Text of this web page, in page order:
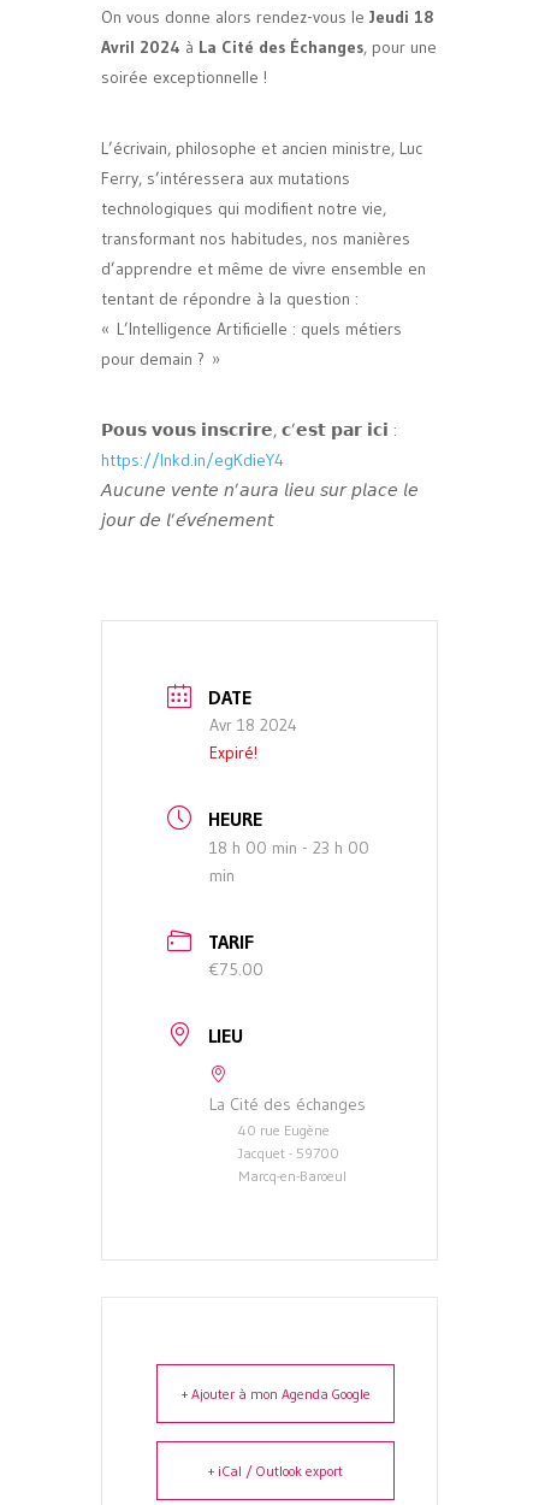
On vous donne alors rendez-vous le Jeudi 18
Avril 2024 à La Cité des Échanges, pour une
soirée exceptionnelle !
L’écrivain, philosophe et ancien ministre, Luc
Ferry, s’intéressera aux mutations
technologiques qui modifient notre vie,
transformant nos habitudes, nos manières
d’apprendre et même de vivre ensemble en
tentant de répondre à la question :
« L’Intelligence Artificielle : quels métiers
pour demain ? »
𝗣𝗼𝘂𝘀 𝘃𝗼𝘂𝘀 𝗶𝗻𝘀𝗰𝗿𝗶𝗿𝗲, 𝗰’𝗲𝘀𝘁 𝗽𝗮𝗿 𝗶𝗰𝗶 :
https://lnkd.in/egKdieY4
𝘈𝘶𝘤𝘶𝘯𝘦 𝘷𝘦𝘯𝘵𝘦 𝘯’𝘢𝘶𝘳𝘢 𝘭𝘪𝘦𝘶 𝘴𝘶𝘳 𝘱𝘭𝘢𝘤𝘦 𝘭𝘦
𝘫𝘰𝘶𝘳 𝘥𝘦 𝘭’𝘦́𝘷𝘦́𝘯𝘦𝘮𝘦𝘯𝘵
DATE
Avr 18 2024
Expiré!
HEURE
18 h 00 min - 23 h 00
min
TARIF
€75.00
LIEU
La Cité des échanges
40 rue Eugène
Jacquet - 59700
Marcq-en-Baroeul
+ Ajouter à mon Agenda Google
+ iCal / Outlook export